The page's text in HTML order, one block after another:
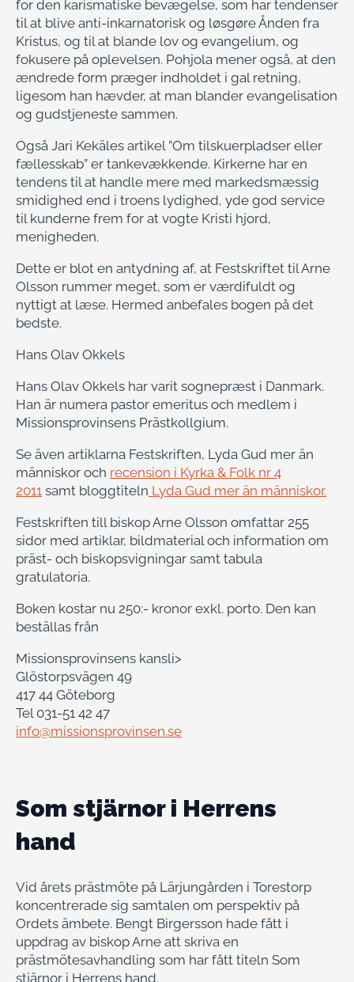
for den karismatiske bevægelse, som har tendenser
til at blive anti-inkarnatorisk og løsgøre Ånden fra
Kristus, og til at blande lov og evangelium, og
fokusere på oplevelsen. Pohjola mener også, at den
ændrede form præger indholdet i gal retning,
ligesom han hævder, at man blander evangelisation
og gudstjeneste sammen.
Også Jari Kekäles artikel ”Om tilskuerpladser eller
fællesskab” er tankevækkende. Kirkerne har en
tendens til at handle mere med markedsmæssig
smidighed end i troens lydighed, yde god service
til kunderne frem for at vogte Kristi hjord,
menigheden.
Dette er blot en antydning af, at Festskriftet til Arne
Olsson rummer meget, som er værdifuldt og
nyttigt at læse. Hermed anbefales bogen på det
bedste.
Hans Olav Okkels
Hans Olav Okkels har varit sognepræst i Danmark.
Han är numera pastor emeritus och medlem i
Missionsprovinsens Prästkollgium.
Se även artiklarna Festskriften, Lyda Gud mer än
människor och recension i Kyrka & Folk nr 4
2011 samt bloggtiteln Lyda Gud mer än människor.
Festskriften till biskop Arne Olsson omfattar 255
sidor med artiklar, bildmaterial och information om
präst- och biskopsvigningar samt tabula
gratulatoria.
Boken kostar nu 250:- kronor exkl. porto. Den kan
beställas från
Missionsprovinsens kansli>
Glöstorpsvägen 49
417 44 Göteborg
Tel 031-51 42 47
info@missionsprovinsen.se
Som stjärnor i Herrens
hand
Vid årets prästmöte på Lärjungården i Torestorp
koncentrerade sig samtalen om perspektiv på
Ordets ämbete. Bengt Birgersson hade fått i
uppdrag av biskop Arne att skriva en
prästmötesavhandling som har fått titeln Som
stjärnor i Herrens hand.